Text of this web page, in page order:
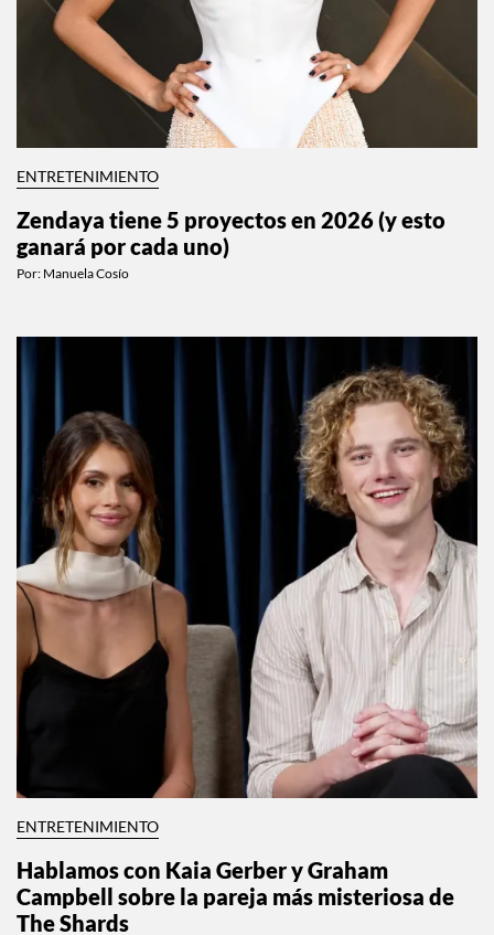
ENTRETENIMIENTO
Zendaya tiene 5 proyectos en 2026 (y esto
ganará por cada uno)
Por: Manuela Cosío
ENTRETENIMIENTO
Hablamos con Kaia Gerber y Graham
Campbell sobre la pareja más misteriosa de
The Shards